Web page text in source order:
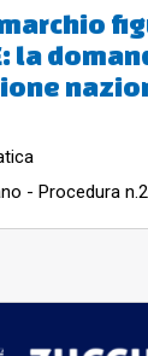
marchio
la
- Procedura